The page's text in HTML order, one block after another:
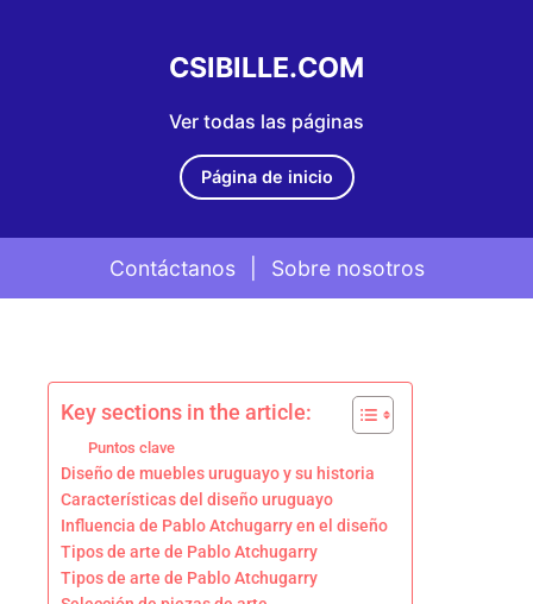
Ver todas las páginas
CSIBILLE.COM
Página de inicio
Contáctanos Sobre nosotros
Key sections in the article:
Puntos clave
Diseño de muebles uruguayo y su historia
Características del diseño uruguayo
Influencia de Pablo Atchugarry en el diseño
Tipos de arte de Pablo Atchugarry
Tipos de arte de Pablo Atchugarry